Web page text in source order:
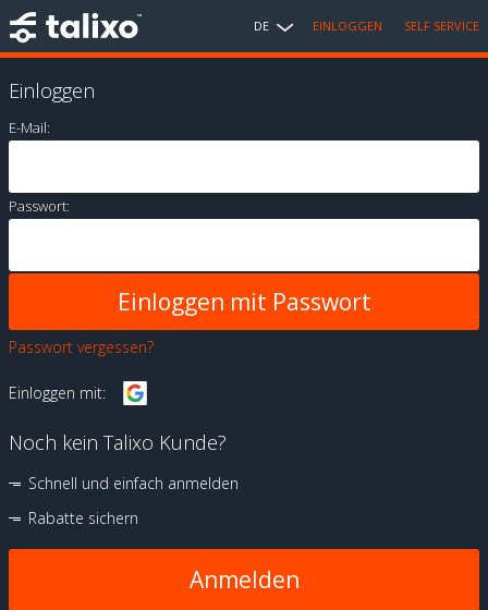
DE EINLOGGEN SELF SERVICE
Einloggen
E-Mail:
Passwort:
Passwort vergessen?
Einloggen mit:
Noch kein Talixo Kunde?
Schnell und einfach anmelden
Rabatte sichern
Anmelden